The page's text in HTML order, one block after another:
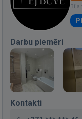
Bija
Darbu piemēri
Kontakti